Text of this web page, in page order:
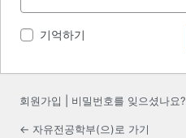
기억하기
회원가입 비밀번호를 잊으셨나요?
← 자유전공학부(으)로 가기